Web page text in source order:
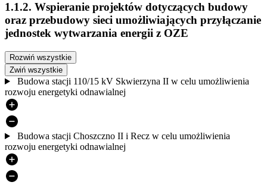
1.1.2. Wspieranie projektów dotyczących budowy
oraz przebudowy sieci umożliwiających przyłączanie
jednostek wytwarzania energii z OZE
Rozwiń wszystkie
Zwiń wszystkie
Budowa stacji 110/15 kV Skwierzyna II w celu umożliwienia
rozwoju energetyki odnawialnej
Budowa stacji Choszczno II i Recz w celu umożliwienia
rozwoju energetyki odnawialnej